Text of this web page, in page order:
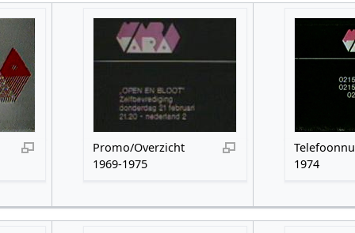
Promo/Overzicht
1969-1975
1974